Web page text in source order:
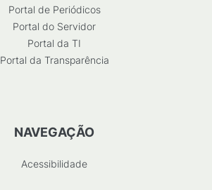
Portal de Periódicos
Portal do Servidor
Portal da TI
Portal da Transparência
NAVEGAÇÃO
Acessibilidade